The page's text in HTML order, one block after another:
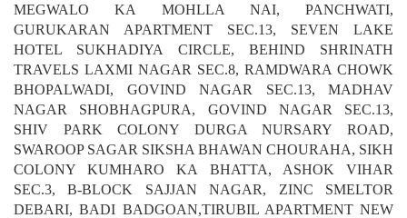
MEGWALO KA MOHLLA NAI, PANCHWATI,
GURUKARAN APARTMENT SEC.13, SEVEN LAKE
HOTEL SUKHADIYA CIRCLE, BEHIND SHRINATH
TRAVELS LAXMI NAGAR SEC.8, RAMDWARA CHOWK
BHOPALWADI, GOVIND NAGAR SEC.13, MADHAV
NAGAR SHOBHAGPURA, GOVIND NAGAR SEC.13,
SHIV PARK COLONY DURGA NURSARY ROAD,
SWAROOP SAGAR SIKSHA BHAWAN CHOURAHA, SIKH
COLONY KUMHARO KA BHATTA, ASHOK VIHAR
SEC.3, B-BLOCK SAJJAN NAGAR, ZINC SMELTOR
DEBARI, BADI BADGOAN,TIRUBIL APARTMENT NEW